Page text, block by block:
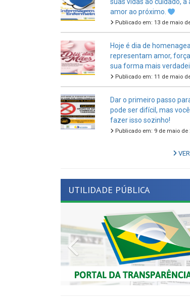
Publicado em: 13 de maio
sua forma mais
Publicado em: 11 de maio
fazer isso sozinho!
Publicado em: 9 de maio de
Previous